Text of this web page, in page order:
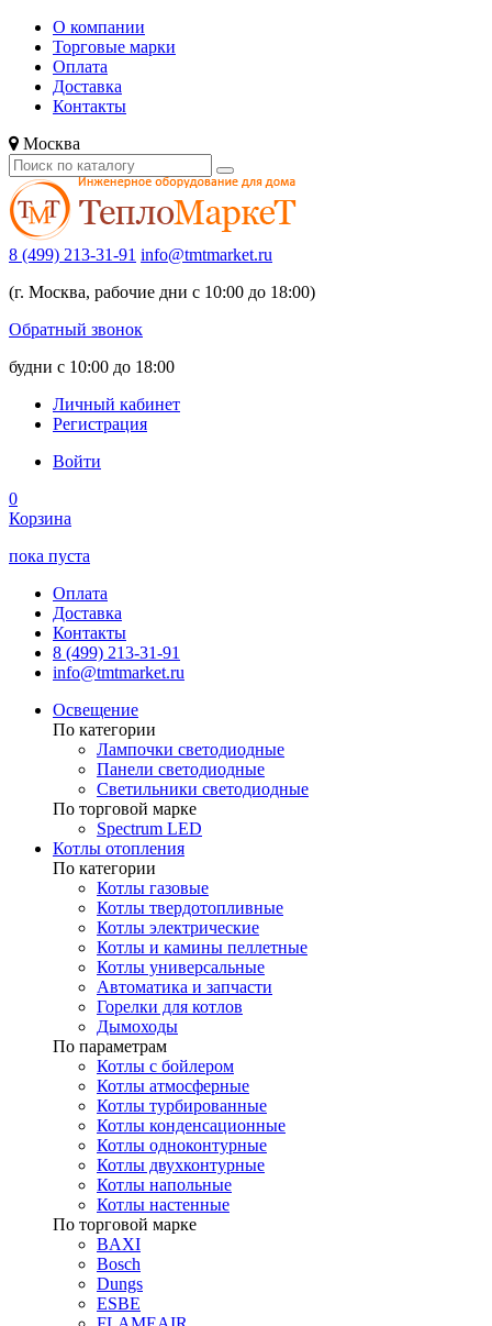
О компании
Торговые марки
Оплата
Доставка
Контакты
Москва
8 (499) 213-31-91 info@tmtmarket.ru
(г. Москва, рабочие дни с 10:00 до 18:00)
Обратный звонок
будни с 10:00 до 18:00
Личный кабинет
Регистрация
Войти
0
Корзина
пока пуста
Оплата
Доставка
Контакты
8 (499) 213-31-91
info@tmtmarket.ru
Освещение
По категории
Лампочки светодиодные
Панели светодиодные
Светильники светодиодные
По торговой марке
Spectrum LED
Котлы отопления
По категории
Котлы газовые
Котлы твердотопливные
Котлы электрические
Котлы и камины пеллетные
Котлы универсальные
Автоматика и запчасти
Горелки для котлов
Дымоходы
По параметрам
Котлы с бойлером
Котлы атмосферные
Котлы турбированные
Котлы конденсационные
Котлы одноконтурные
Котлы двухконтурные
Котлы напольные
Котлы настенные
По торговой марке
BAXI
Bosch
Dungs
ESBE